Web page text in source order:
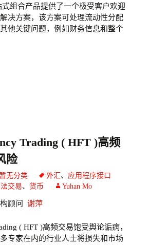
式组合产品提供了一个极受客户欢迎
决方案，该方案可处理流动性分配
他关键问题，例如财务信息和整个
Trading ( HFT )高频
险
暂无分类 外汇 、 应用程序接口
交易、 货币 Yuhan Mo
顾问 谢萍
( HFT )高频交易饱受舆论诟病，
专家在内的行业人士将损失和市场